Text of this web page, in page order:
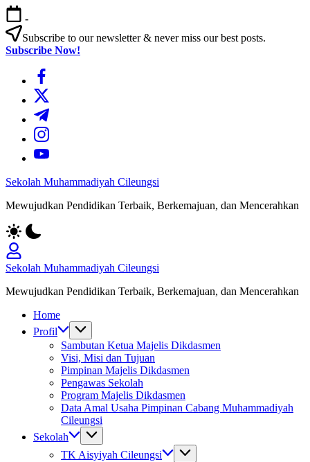
Skip
to
content
-
Subscribe to our newsletter & never miss our best posts.
Subscribe Now!
https://www.facebook.com/
https://twitter.com/
https://t.me/
https://www.instagram.com/
https://youtube.com/
Sekolah Muhammadiyah Cileungsi
Mewujudkan Pendidikan Terbaik, Berkemajuan, dan Mencerahkan
Sekolah Muhammadiyah Cileungsi
Mewujudkan Pendidikan Terbaik, Berkemajuan, dan Mencerahkan
Home
Profil
Sambutan Ketua Majelis Dikdasmen
Visi, Misi dan Tujuan
Pimpinan Majelis Dikdasmen
Pengawas Sekolah
Program Majelis Dikdasmen
Data Amal Usaha Pimpinan Cabang Muhammadiyah
Cileungsi
Sekolah
TK Aisyiyah Cileungsi